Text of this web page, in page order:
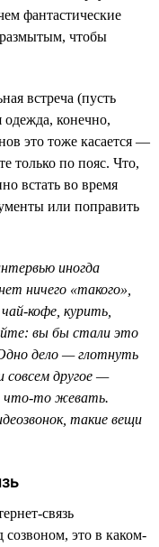
фантастические
чтобы
встреча (пусть
конечно,
это тоже касается —
только по пояс. Что,
встать во время
или поправить
иногда
ничего «такого»,
кофе, курить,
вы бы стали это
дело — глотнуть
совсем другое —
что-то жевать.
такие вещи
связь
созвоном, это в каком-